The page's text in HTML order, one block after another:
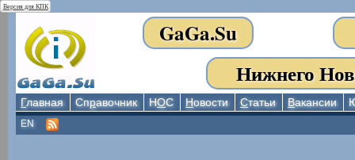
Версия для КПК
GaGa.Su
Нижнего
Главная Справочник НОС Новости Статьи Вакансии
EN